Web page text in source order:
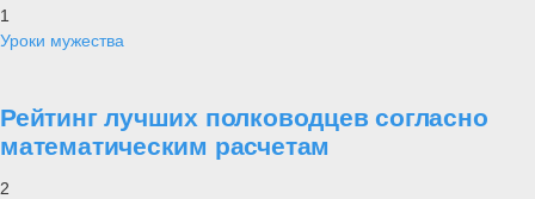
1
Уроки мужества
Рейтинг лучших полководцев согласно
математическим расчетам
2